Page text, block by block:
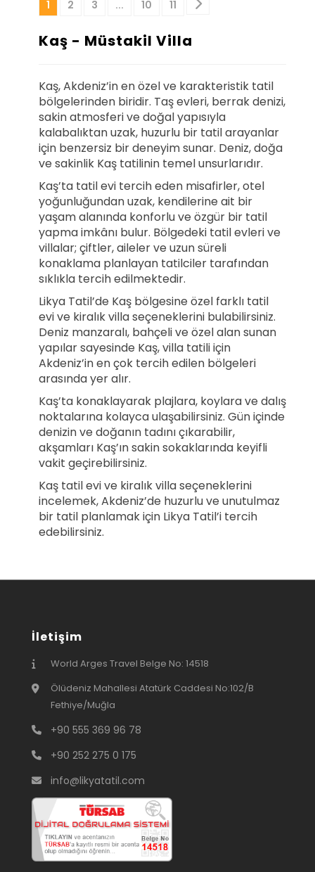
1 2 3 ... 10 11
Kaş - Müstakil Villa
Kaş, Akdeniz’in en özel ve karakteristik tatil
bölgelerinden biridir. Taş evleri, berrak denizi,
sakin atmosferi ve doğal yapısıyla
kalabalıktan uzak, huzurlu bir tatil arayanlar
için benzersiz bir deneyim sunar. Deniz, doğa
ve sakinlik Kaş tatilinin temel unsurlarıdır.
Kaş’ta tatil evi tercih eden misafirler, otel
yoğunluğundan uzak, kendilerine ait bir
yaşam alanında konforlu ve özgür bir tatil
yapma imkânı bulur. Bölgedeki tatil evleri ve
villalar; çiftler, aileler ve uzun süreli
konaklama planlayan tatilciler tarafından
sıklıkla tercih edilmektedir.
Likya Tatil’de Kaş bölgesine özel farklı tatil
evi ve kiralık villa seçeneklerini bulabilirsiniz.
Deniz manzaralı, bahçeli ve özel alan sunan
yapılar sayesinde Kaş, villa tatili için
Akdeniz’in en çok tercih edilen bölgeleri
arasında yer alır.
Kaş’ta konaklayarak plajlara, koylara ve dalış
noktalarına kolayca ulaşabilirsiniz. Gün içinde
denizin ve doğanın tadını çıkarabilir,
akşamları Kaş’ın sakin sokaklarında keyifli
vakit geçirebilirsiniz.
Kaş tatil evi ve kiralık villa seçeneklerini
incelemek, Akdeniz’de huzurlu ve unutulmaz
bir tatil planlamak için Likya Tatil’i tercih
edebilirsiniz.
İletişim
World Arges Travel Belge No: 14518
Ölüdeniz Mahallesi Atatürk Caddesi No:102/B
Fethiye/Muğla
+90 555 369 96 78
+90 252 275 0 175
info@likyatatil.com